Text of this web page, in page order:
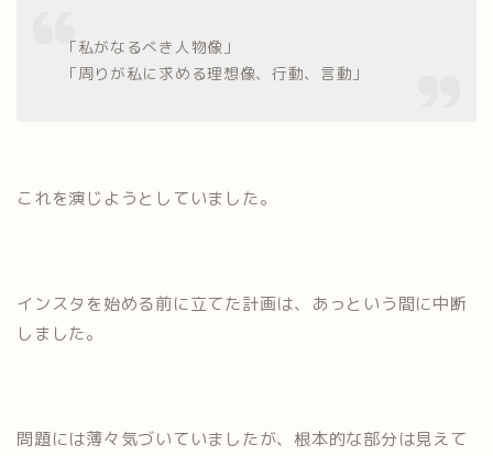
「私がなるべき人物像」
「周りが私に求める理想像、行動、言動」
これを演じようとしていました。
インスタを始める前に立てた計画は、あっという間に中断
しました。
問題には薄々気づいていましたが、根本的な部分は見えて